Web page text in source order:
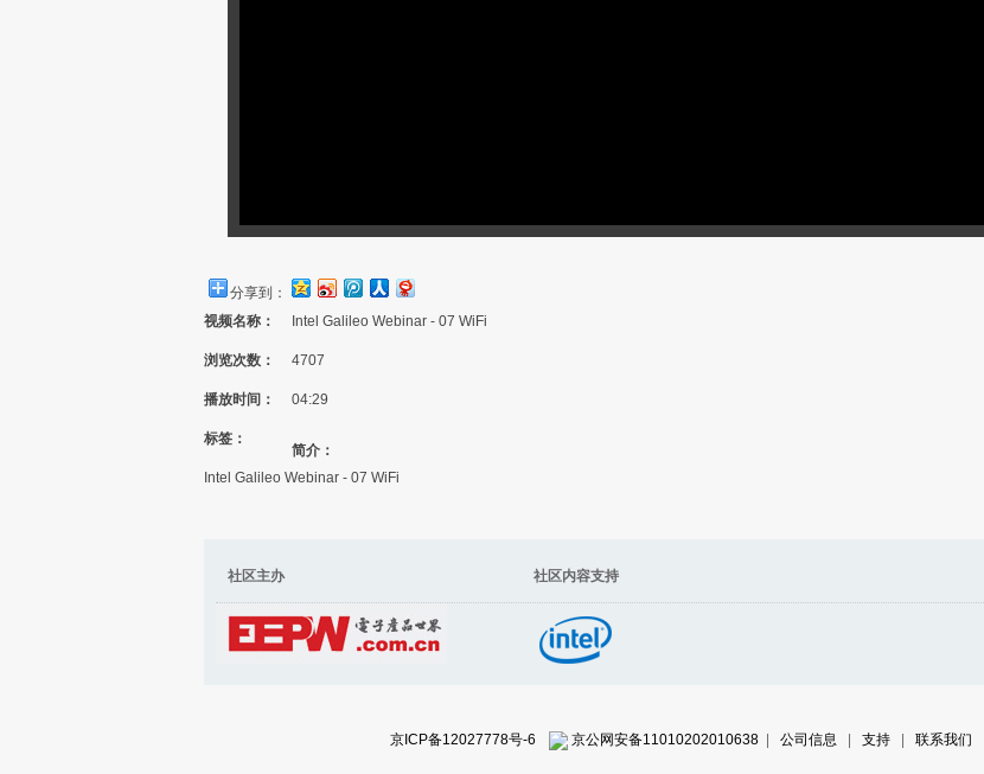
分享到：
视频名称：
Intel Galileo Webinar - 07 WiFi
浏览次数： 4707
播放时间： 04:29
标签：
简介：
Intel Galileo Webinar - 07 WiFi
社区主办 社区内容支持
京ICP备12027778号-6 京公网安备11010202010638 公司信息 支持 联系我们